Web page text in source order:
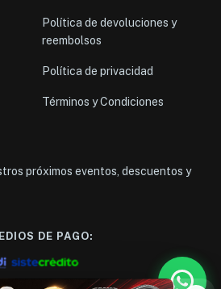
Política de devoluciones y
reembolsos
Política de privacidad
Términos y Condiciones
próximos eventos, descuentos y
DE PAGO: